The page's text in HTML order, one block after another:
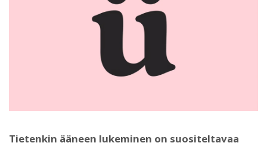
Tietenkin ääneen lukeminen on suositeltavaa